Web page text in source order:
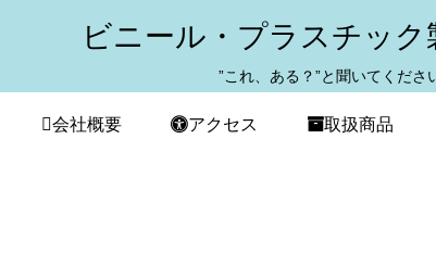
ビニール・プラスチッ
”これ、ある？”と聞いてくださ
会社概要 アクセス 取扱商品